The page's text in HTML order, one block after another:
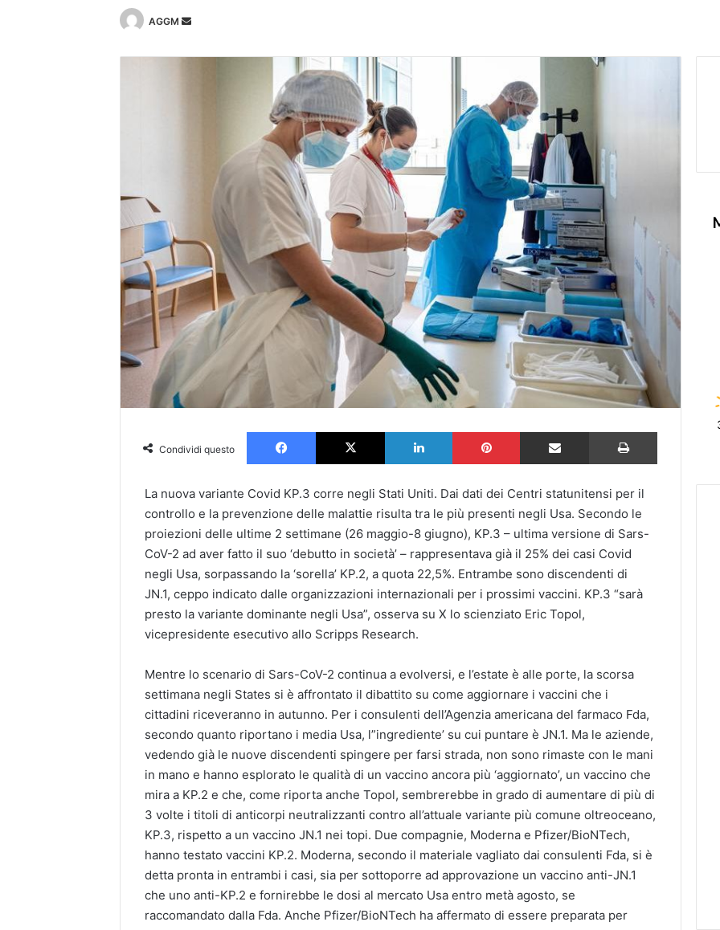
AGGM
Invia
Condividi questo
Facebook X LinkedIn Pinterest Partilhar via Email Imprimir
La nuova variante Covid KP.3 corre negli Stati Uniti. Dai dati dei Centri statunitensi per il
controllo e la prevenzione delle malattie risulta tra le più presenti negli Usa. Secondo le
proiezioni delle ultime 2 settimane (26 maggio-8 giugno), KP.3 – ultima versione di Sars-
CoV-2 ad aver fatto il suo ‘debutto in società’ – rappresentava già il 25% dei casi Covid
negli Usa, sorpassando la ‘sorella’ KP.2, a quota 22,5%. Entrambe sono discendenti di
JN.1, ceppo indicato dalle organizzazioni internazionali per i prossimi vaccini. KP.3 “sarà
presto la variante dominante negli Usa”, osserva su X lo scienziato Eric Topol,
vicepresidente esecutivo allo Scripps Research.
Mentre lo scenario di Sars-CoV-2 continua a evolversi, e l’estate è alle porte, la scorsa
settimana negli States si è affrontato il dibattito su come aggiornare i vaccini che i
cittadini riceveranno in autunno. Per i consulenti dell’Agenzia americana del farmaco Fda,
secondo quanto riportano i media Usa, l”ingrediente’ su cui puntare è JN.1. Ma le aziende,
vedendo già le nuove discendenti spingere per farsi strada, non sono rimaste con le mani
in mano e hanno esplorato le qualità di un vaccino ancora più ‘aggiornato’, un vaccino che
mira a KP.2 e che, come riporta anche Topol, sembrerebbe in grado di aumentare di più di
3 volte i titoli di anticorpi neutralizzanti contro all’attuale variante più comune oltreoceano,
KP.3, rispetto a un vaccino JN.1 nei topi. Due compagnie, Moderna e Pfizer/BioNTech,
hanno testato vaccini KP.2. Moderna, secondo il materiale vagliato dai consulenti Fda, si è
detta pronta in entrambi i casi, sia per sottoporre ad approvazione un vaccino anti-JN.1
che uno anti-KP.2 e fornirebbe le dosi al mercato Usa entro metà agosto, se
raccomandato dalla Fda. Anche Pfizer/BioNTech ha affermato di essere preparata per